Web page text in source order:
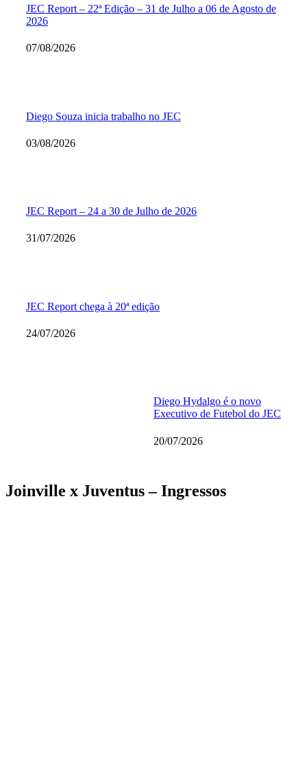
JEC Report – 22ª Edição – 31 de Julho a 06 de Agosto de
2026
07/08/2026
Diego Souza inicia trabalho no JEC
03/08/2026
JEC Report – 24 a 30 de Julho de 2026
31/07/2026
JEC Report chega à 20ª edição
24/07/2026
Diego Hydalgo é o novo
Executivo de Futebol do JEC
20/07/2026
Joinville x Juventus – Ingressos